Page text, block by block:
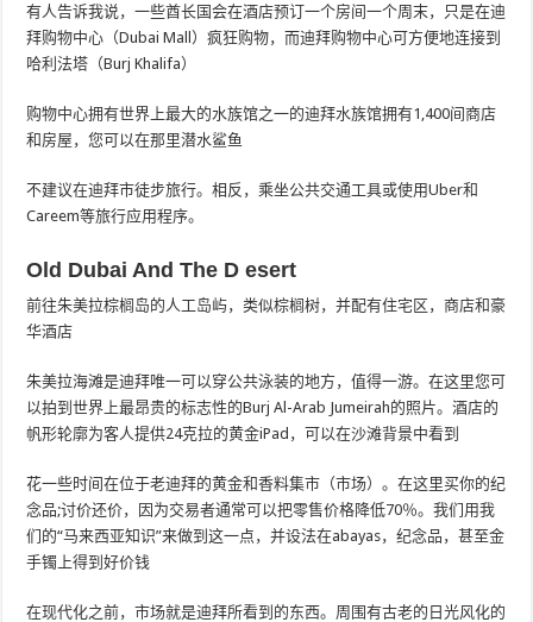
有人告诉我说，一些酋长国会在酒店预订一个房间一个周末，只是在迪
拜购物中心（Dubai Mall）疯狂购物，而迪拜购物中心可方便地连接到
哈利法塔（Burj Khalifa）
购物中心拥有世界上最大的水族馆之一的迪拜水族馆拥有1,400间商店
和房屋，您可以在那里潜水鲨鱼
不建议在迪拜市徒步旅行。相反，乘坐公共交通工具或使用Uber和
Careem等旅行应用程序。
Old Dubai And The Desert
前往朱美拉棕榈岛的人工岛屿，类似棕榈树，并配有住宅区，商店和豪
华酒店
朱美拉海滩是迪拜唯一可以穿公共泳装的地方，值得一游。在这里您可
以拍到世界上最昂贵的标志性的Burj Al-Arab Jumeirah的照片。酒店的
帆形轮廓为客人提供24克拉的黄金iPad，可以在沙滩背景中看到
花一些时间在位于老迪拜的黄金和香料集市（市场）。在这里买你的纪
念品;讨价还价，因为交易者通常可以把零售价格降低70％。我们用我
们的“马来西亚知识”来做到这一点，并设法在abayas，纪念品，甚至金
手镯上得到好价钱
在现代化之前，市场就是迪拜所看到的东西。周围有古老的日光风化的